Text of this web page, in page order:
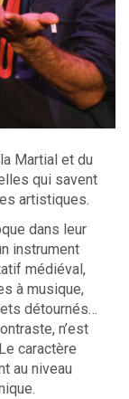
Martial et du
qui savent
artistiques.
dans leur
instrument
médiéval,
à musique,
détournés…
n’est
caractère
au niveau